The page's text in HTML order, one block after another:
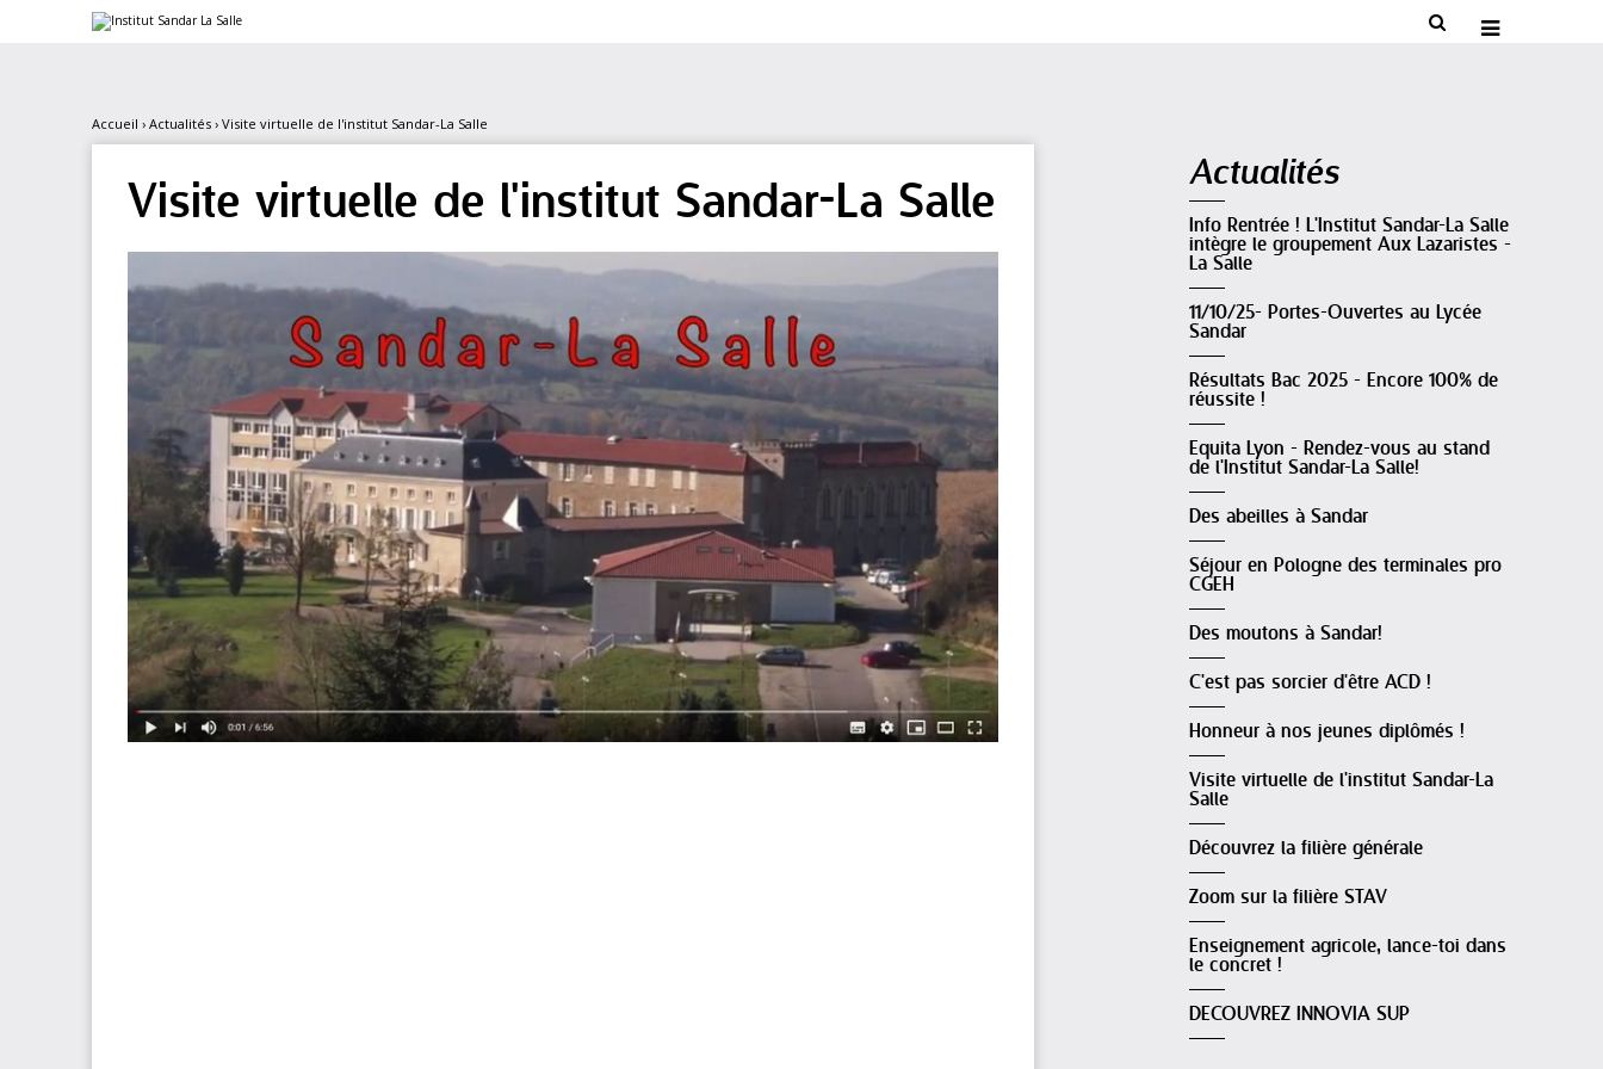
 
Accueil › Actualités › Visite virtuelle de l'institut Sandar-La Salle
Visite virtuelle de l'institut Sandar-La Salle
Actualités
Info Rentrée ! L'Institut Sandar-La Salle
intègre le groupement Aux Lazaristes -
La Salle
11/10/25- Portes-Ouvertes au Lycée
Sandar
Résultats Bac 2025 - Encore 100% de
réussite !
Equita Lyon - Rendez-vous au stand
de l'Institut Sandar-La Salle!
Des abeilles à Sandar
Séjour en Pologne des terminales pro
CGEH
Des moutons à Sandar!
C'est pas sorcier d'être ACD !
Honneur à nos jeunes diplômés !
Visite virtuelle de l'institut Sandar-La
Salle
Découvrez la filière générale
Zoom sur la filière STAV
Enseignement agricole, lance-toi dans
le concret !
DECOUVREZ INNOVIA SUP